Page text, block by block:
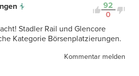
92
0
Stadler Rail und Glencore
Kategorie Börsenplatzierungen.
Kommentar melden